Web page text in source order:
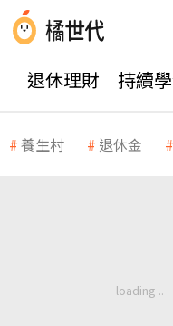
退休理財 持續
養生村 退休金